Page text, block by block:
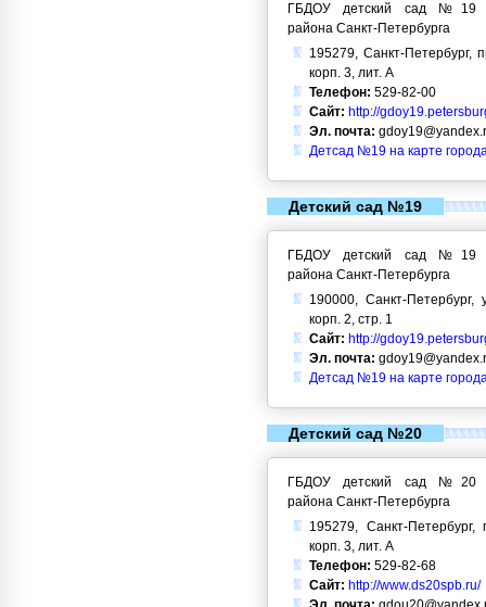
ГБДОУ детский сад №19
района Санкт-Петербурга
195279, Санкт-Петербург,
корп. 3, лит. А
Телефон: 529-82-00
Сайт: http://
Эл. почта:
Детсад №19 на карте
Детский сад №19
ГБДОУ детский сад №19
района Санкт-Петербурга
190000, Санкт-
корп. 2, стр. 1
Сайт: http://
Эл. почта:
Детсад №19 на карте
Детский сад №20
ГБДОУ детский сад №20
района Санкт-Петербурга
195279, Санкт-
корп. 3, лит. А
Телефон: 529-82-68
Сайт: http://www.ds20spb.ru/